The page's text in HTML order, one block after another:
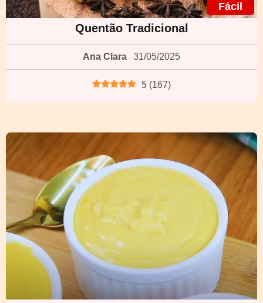
Fácil
Quentão Tradicional
Ana Clara 31/05/2025
5 (167)